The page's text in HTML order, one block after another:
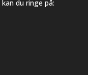
du ringe på:
dig igen.